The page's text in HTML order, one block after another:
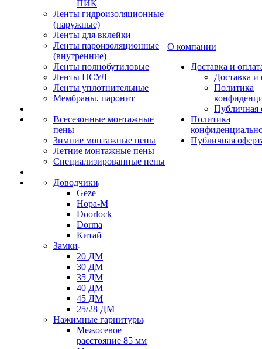
ПИК
Ленты гидроизоляционные
(наружные)
Ленты для вклейки
Ленты пароизоляционные
(внутренние)
Ленты полнобутиловые
Ленты ПСУЛ
Ленты уплотнительные
Мембраны, паронит
Всесезонные монтажные
пены
Зимние монтажные пены
Летние монтажные пены
Специализированные пены
Доводчики
Geze
Нора-М
Doorlock
Dorma
Китай
Замки
20 ДМ
30 ДМ
35 ДМ
40 ДМ
45 ДМ
25/28 ДМ
Нажимные гарнитуры
Межосевое
расстояние 85 мм
О компании
Доставка и
Доставка и
Политика
Публичная
Политика
Публичная